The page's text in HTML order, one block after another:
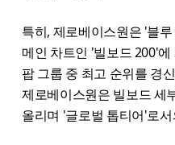
특히, 제로베이스원은 '블
메인 차트인 '빌보드 200'
팝 그룹 중 최고 순위를 경
제로베이스원은 빌보드 세
올리며 '글로벌 톱티어'로